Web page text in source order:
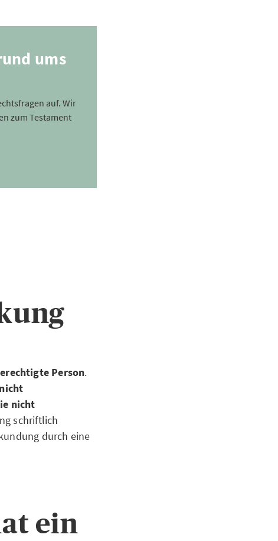
ums
auf. Wir
zum Testament
Person.
nicht
schriftlich
durch eine
ein